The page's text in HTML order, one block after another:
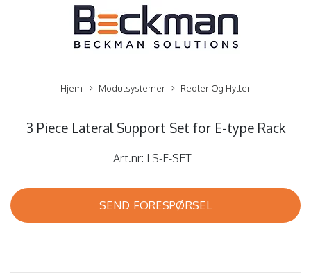
Hjem Modulsystemer Reoler Og Hyller
3 Piece Lateral Support Set for E-type Rack
Art.nr: LS-E-SET
SEND FORESPØRSEL